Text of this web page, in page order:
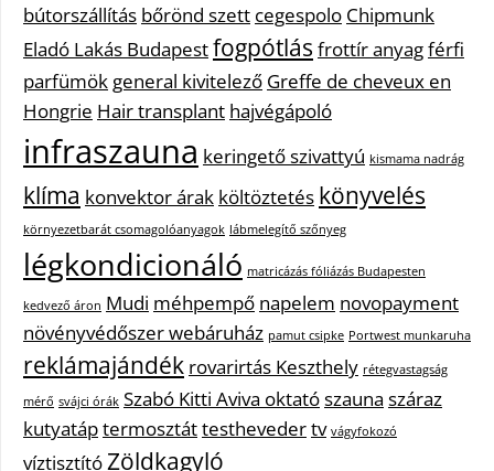
bútorszállítás bőrönd szett cegespolo Chipmunk
Eladó Lakás Budapestfogpótlás frottír anyagférfi
parfümök general kivitelező Greffe de cheveux en
Hongrie Hair transplant hajvégápoló
infraszauna keringető szivattyú kismama nadrág
klíma konvektor árak költöztetés könyvelés
környezetbarát csomagolóanyagok lábmelegítő szőnyeg
légkondicionáló matricázás fóliázás Budapesten
kedvező áron Mudi méhpempő napelem novopayment
növényvédőszer webáruház pamut csipke Portwest munkaruha
reklámajándék rovarirtás Keszthely rétegvastagság
mérő svájci órák Szabó Kitti Aviva oktatószauna száraz
kutyatáptermosztáttesthevedertv vágyfokozó
víztisztítóZöldkagyló